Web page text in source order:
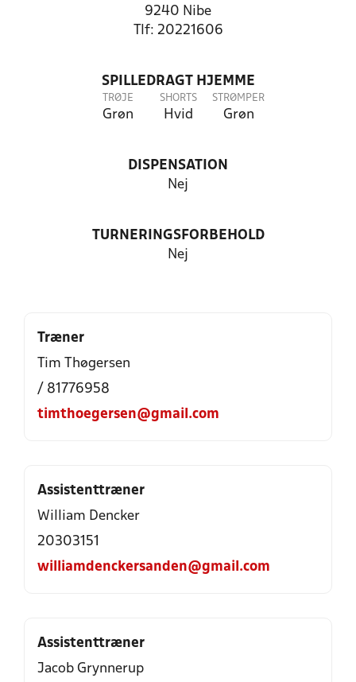
9240 Nibe
Tlf: 20221606
SPILLEDRAGT HJEMME
TRØJE
Grøn
SHORTS
Hvid
STRØMPER
Grøn
DISPENSATION
Nej
TURNERINGSFORBEHOLD
Nej
Træner
Tim Thøgersen
/ 81776958
timthoegersen@gmail.com
Assistenttræner
William Dencker
20303151
williamdenckersanden@gmail.com
Assistenttræner
Jacob Grynnerup